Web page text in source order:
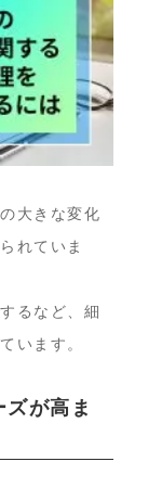
大きな変化
れていま
るなど、細
います。
が高ま